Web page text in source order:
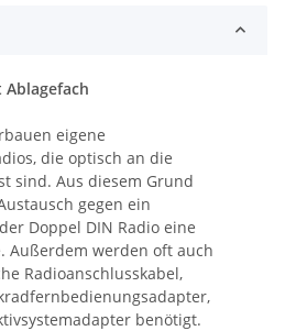
eigene
die optisch an die
sind. Aus diesem Grund
gegen ein
Doppel DIN Radio eine
Außerdem werden oft auch
Radioanschlusskabel,
benötigt.